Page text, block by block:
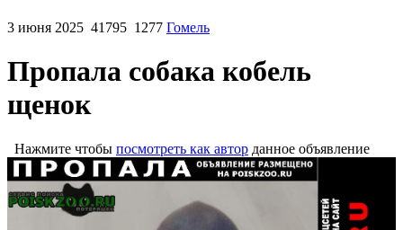
3 июня 2025 41795 1277 Гомель
Пропала собака кобель
щенок
Нажмите чтобы посмотреть как автор данное объявление